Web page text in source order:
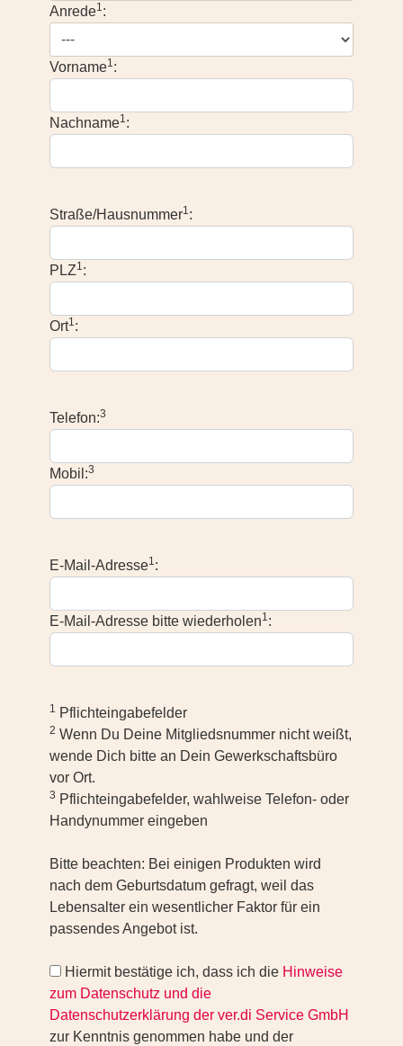
Anrede1:
Vorname1:
Nachname1:
Straße/Hausnummer1:
PLZ1:
Ort1:
Telefon:3
Mobil:3
E-Mail-Adresse1:
E-Mail-Adresse bitte wiederholen1:
1 Pflichteingabefelder
2 Wenn Du Deine Mitgliedsnummer nicht weißt,
wende Dich bitte an Dein Gewerkschaftsbüro
vor Ort.
3 Pflichteingabefelder, wahlweise Telefon- oder
Handynummer eingeben
Bitte beachten: Bei einigen Produkten wird
nach dem Geburtsdatum gefragt, weil das
Lebensalter ein wesentlicher Faktor für ein
passendes Angebot ist.
Hiermit bestätige ich, dass ich die Hinweise
zum Datenschutz und die
Datenschutzerklärung der ver.di Service GmbH
zur Kenntnis genommen habe und der